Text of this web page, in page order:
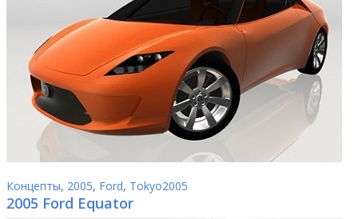
Концепты, 2005, Ford, Tokyo2005
2005 Ford Equator